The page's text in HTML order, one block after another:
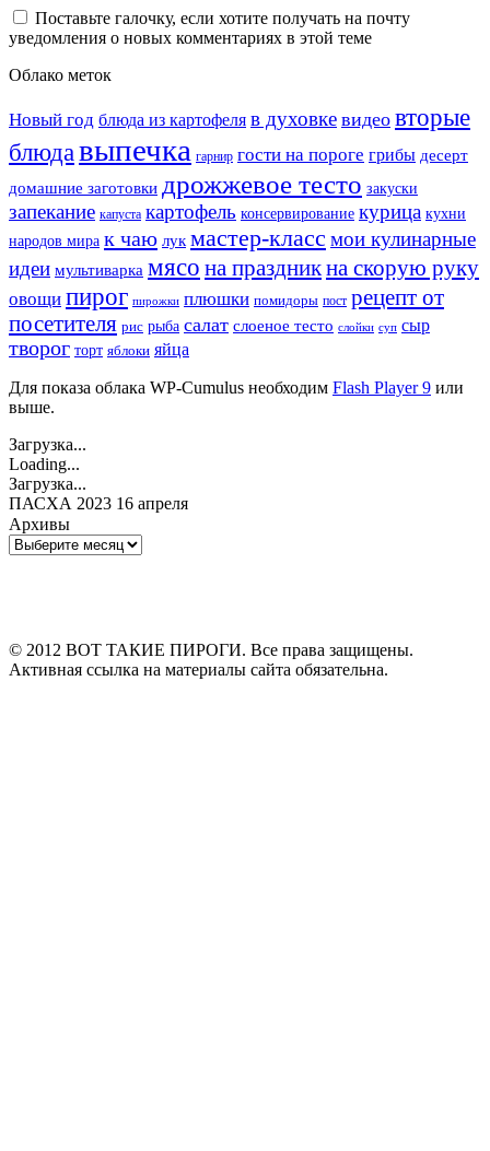
Поставьте галочку, если хотите получать на почту
уведомления о новых комментариях в этой теме
Облако меток
Новый год блюда из картофеля в духовке видео вторые
блюдавыпечка гарнир гости на пороге грибы десерт
домашние заготовки дрожжевое тесто закуски
запекание капуста картофель консервирование курица кухни
народов мира к чаю лук мастер-класс мои кулинарные
идеи мультиварка мясо на праздникна скорую руку
овощи пирог пирожки плюшки помидоры пост рецепт от
посетителя рис рыба салат слоеное тесто слойки суп сыр
творог торт яблоки яйца
Для показа облака WP-Cumulus необходим Flash Player 9 или
выше.
Загрузка...
Loading...
Загрузка...
ПАСХА 2023 16 апреля
Архивы
Архивы
© 2012 ВОТ ТАКИЕ ПИРОГИ. Все права защищены.
Активная ссылка на материалы сайта обязательна.